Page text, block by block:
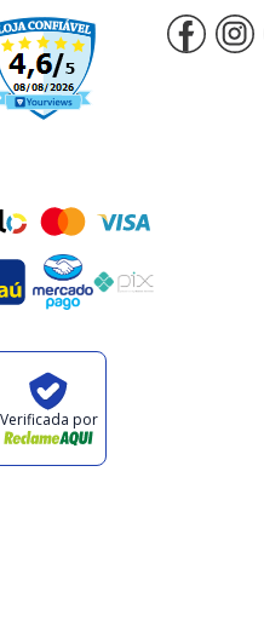
mastercard
mercadopago